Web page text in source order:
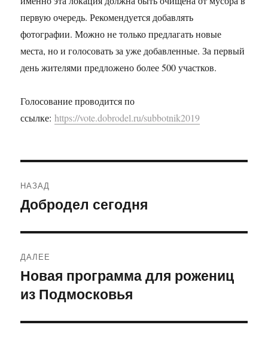
первую очередь. Рекомендуется добавлять
фотографии. Можно не только предлагать новые
места, но и голосовать за уже добавленные. За первый
день жителями предложено более 500 участков.
Голосование проводится по
ссылке:https://vote.dobrodel.ru/subbotnik2019
по
НАЗАД
Предыдущая
Добродел сегодня
ДАЛЕЕ
Следующая
запись:
Новая программа для рожениц
из Подмосковья